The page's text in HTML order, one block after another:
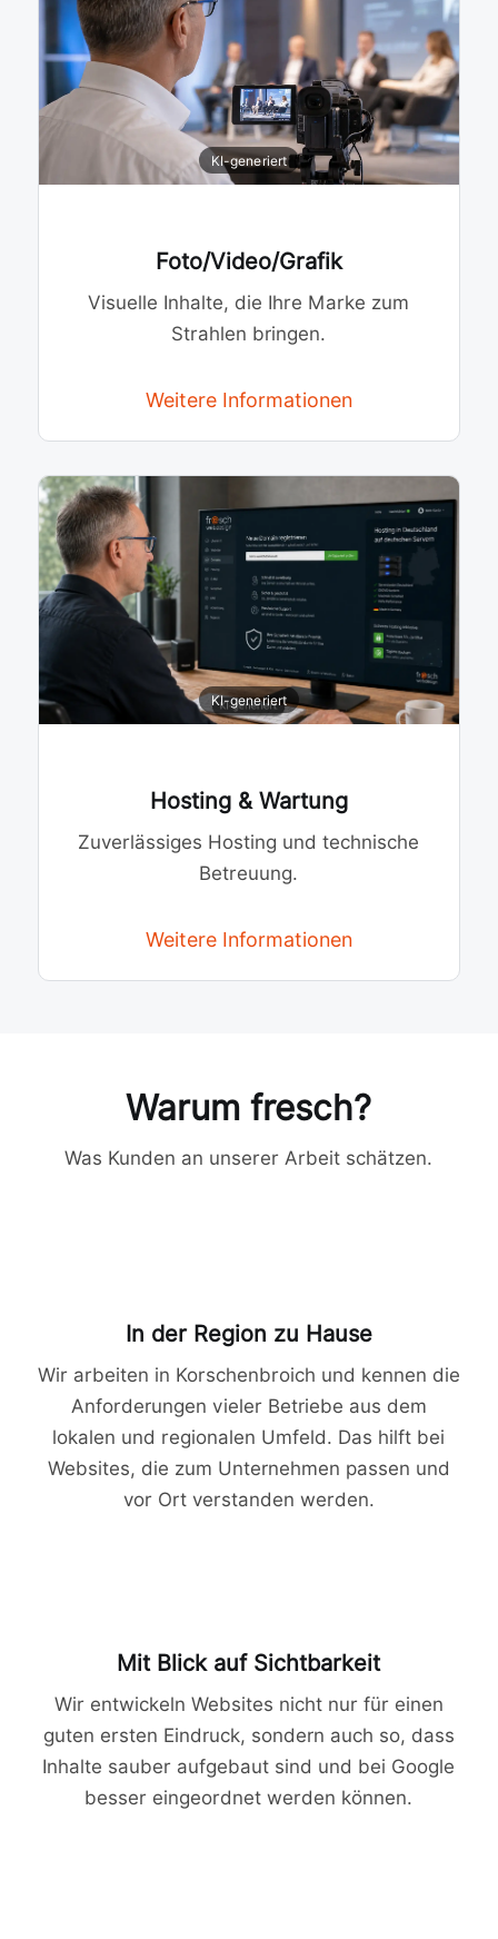
Foto/Video/Grafik
Visuelle Inhalte, die Ihre Marke zum
Strahlen bringen.
Weitere Informationen
Hosting & Wartung
Zuverlässiges Hosting und technische
Betreuung.
Weitere Informationen
Warum fresch?
Was Kunden an unserer Arbeit schätzen.
In der Region zu Hause
Wir arbeiten in Korschenbroich und kennen die
Anforderungen vieler Betriebe aus dem
lokalen und regionalen Umfeld. Das hilft bei
Websites, die zum Unternehmen passen und
vor Ort verstanden werden.
Mit Blick auf Sichtbarkeit
Wir entwickeln Websites nicht nur für einen
guten ersten Eindruck, sondern auch so, dass
Inhalte sauber aufgebaut sind und bei Google
besser eingeordnet werden können.